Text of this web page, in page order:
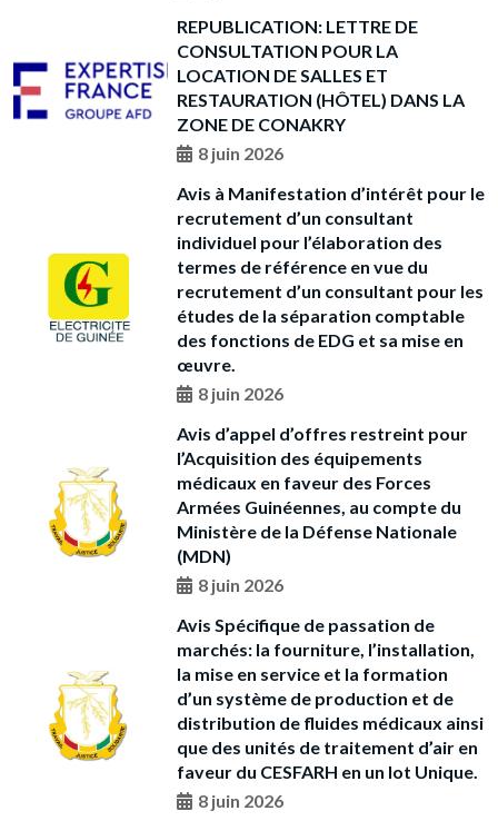
REPUBLICATION: LETTRE DE
CONSULTATION POUR LA
LOCATION DE SALLES ET
RESTAURATION (HÔTEL) DANS LA
ZONE DE CONAKRY
8 juin 2026
Avis à Manifestation d’intérêt pour le
recrutement d’un consultant
individuel pour l’élaboration des
termes de référence en vue du
recrutement d’un consultant pour les
études de la séparation comptable
des fonctions de EDG et sa mise en
œuvre.
8 juin 2026
Avis d’appel d’offres restreint pour
l’Acquisition des équipements
médicaux en faveur des Forces
Armées Guinéennes, au compte du
Ministère de la Défense Nationale
(MDN)
8 juin 2026
Avis Spécifique de passation de
marchés: la fourniture, l’installation,
la mise en service et la formation
d’un système de production et de
distribution de fluides médicaux ainsi
que des unités de traitement d’air en
faveur du CESFARH en un lot Unique.
8 juin 2026